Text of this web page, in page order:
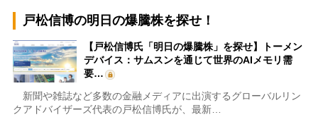
戸松信博の明日の爆騰株を探せ！
【戸松信博氏「明日の爆騰株」を探せ】トーメン
デバイス：サムスンを通じて世界のAIメモリ需
要…
新聞や雑誌など多数の金融メディアに出演するグローバルリン
クアドバイザーズ代表の戸松信博氏が、最新…